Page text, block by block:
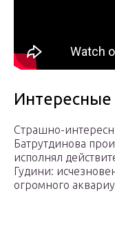
Страшно-
Батрутдинова
исполнял
Гудини:
огромного